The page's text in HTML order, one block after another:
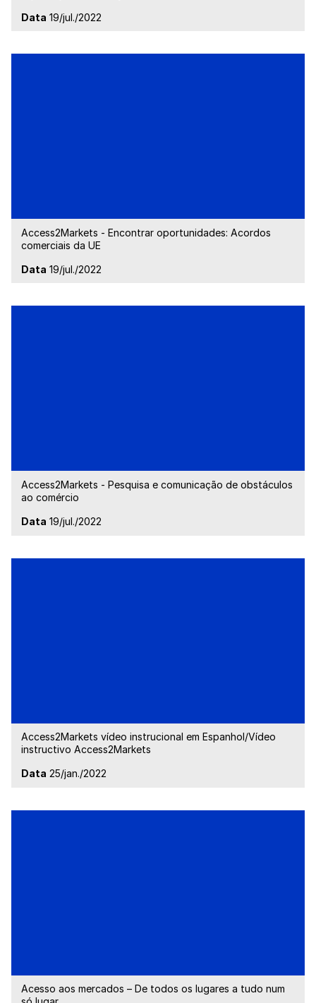
Data 19/jul./2022
Access2Markets - Encontrar oportunidades: Acordos
comerciais da UE
Data 19/jul./2022
Access2Markets - Pesquisa e comunicação de obstáculos
ao comércio
Data 19/jul./2022
Access2Markets vídeo instrucional em Espanhol/Vídeo
instructivo Access2Markets
Data 25/jan./2022
Acesso aos mercados – De todos os lugares a tudo num